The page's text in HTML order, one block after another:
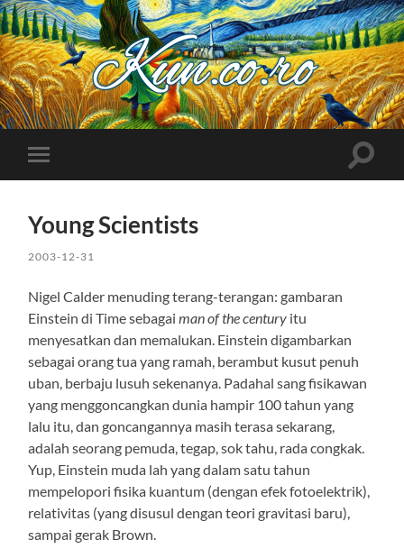
Kuncoro++
Toggle
mobile
Toggle
Young Scientists
2003-12-31
Nigel Calder menuding terang-terangan: gambaran
Einstein di Time sebagaiman of the century itu
menyesatkan dan memalukan. Einstein digambarkan
sebagai orang tua yang ramah, berambut kusut penuh
uban, berbaju lusuh sekenanya. Padahal sang fisikawan
yang menggoncangkan dunia hampir 100 tahun yang
lalu itu, dan goncangannya masih terasa sekarang,
adalah seorang pemuda, tegap, sok tahu, rada congkak.
Yup, Einstein muda lah yang dalam satu tahun
mempelopori fisika kuantum (dengan efek fotoelektrik),
relativitas (yang disusul dengan teori gravitasi baru),
sampai gerak Brown.